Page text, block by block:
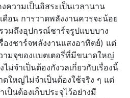
ความเป็นอิสระเป็นเวลานาน
ดือน การวาดพลังงานควรจะน้อย
วมถึงอุปกรณ์ชาร์จรูปแบบบาง
องชาร์จพลังงานแสงอาทิตย์) แต่
ามจุของแบตเตอรี่ที่มีขนาดใหญ่
ม่จำเป็นต้องกังวลเกี่ยวกับเรื่องนี้
ใหญ่ไม่จำเป็นต้องใช้จริง ๆ แต่
เป็นต้องเก็บประจุไว้อย่างมี